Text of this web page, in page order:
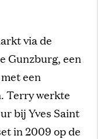
via de
Gunzburg, een
een
Terry werkte
bij Yves Saint
in 2009 op de